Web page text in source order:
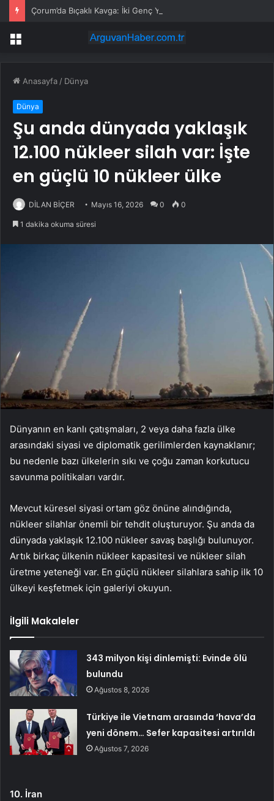
Çorum’da Bıçaklı Kavga: İki Genç Yaralı
Menü
Anasayfa / Dünya
Dünya
Şu anda dünyada yaklaşık
12.100 nükleer silah var: İşte
en güçlü 10 nükleer ülke
DİLAN BİÇER Mayıs 16, 2026 0 0
1 dakika okuma süresi
Dünyanın en kanlı çatışmaları, 2 veya daha fazla ülke
arasındaki siyasi ve diplomatik gerilimlerden kaynaklanır;
bu nedenle bazı ülkelerin sıkı ve çoğu zaman korkutucu
savunma politikaları vardır.
Mevcut küresel siyasi ortam göz önüne alındığında,
nükleer silahlar önemli bir tehdit oluşturuyor. Şu anda da
dünyada yaklaşık 12.100 nükleer savaş başlığı bulunuyor.
Artık birkaç ülkenin nükleer kapasitesi ve nükleer silah
üretme yeteneği var. En güçlü nükleer silahlara sahip ilk 10
ülkeyi keşfetmek için galeriyi okuyun.
İlgili Makaleler
343 milyon kişi dinlemişti: Evinde ölü
bulundu
Ağustos 8, 2026
Türkiye ile Vietnam arasında ‘hava’da
yeni dönem… Sefer kapasitesi artırıldı
Ağustos 7, 2026
10. İran